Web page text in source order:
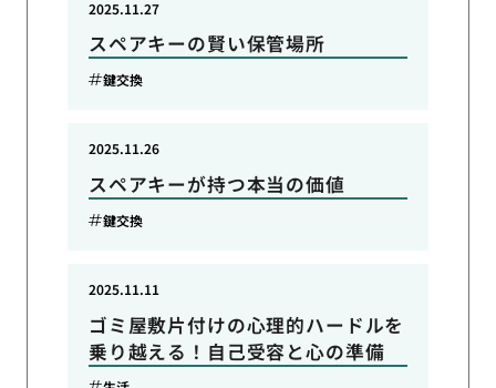
スペアキーの賢い保管場所
2025.11.27
鍵交換
スペアキーが持つ本当の価値
2025.11.26
鍵交換
ゴミ屋敷片付けの心理的ハードルを
乗り越える！自己受容と心の準備
2025.11.11